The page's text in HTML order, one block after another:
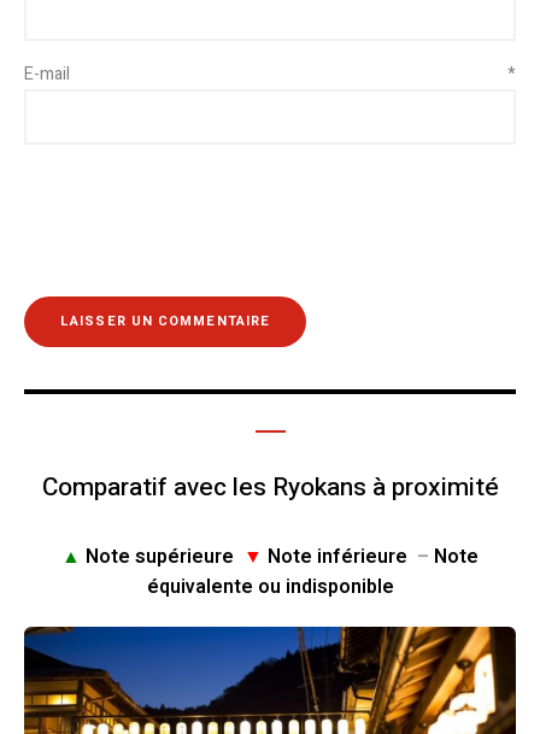
E-mail *
Comparatif avec les Ryokans à proximité
▲ Note supérieure ▼ Note inférieure – Note
équivalente ou indisponible